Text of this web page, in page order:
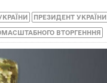
ПРЕЗИДЕНТ УКРАЇНИ
ВТОРГЕНННЯ